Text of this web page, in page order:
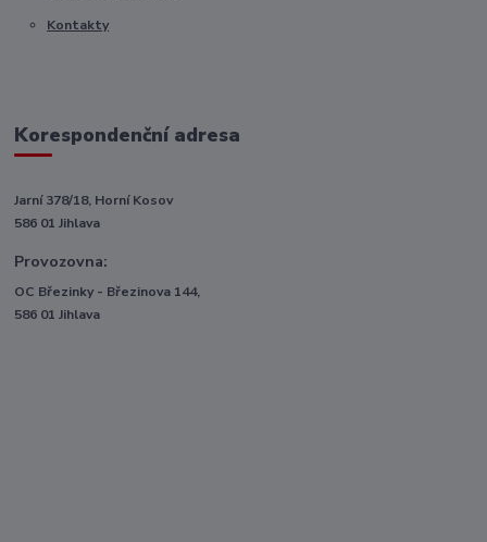
Kontakty
Korespondenční adresa
Jarní 378/18, Horní Kosov
586 01 Jihlava
Provozovna:
OC Březinky - Březinova 144,
586 01 Jihlava